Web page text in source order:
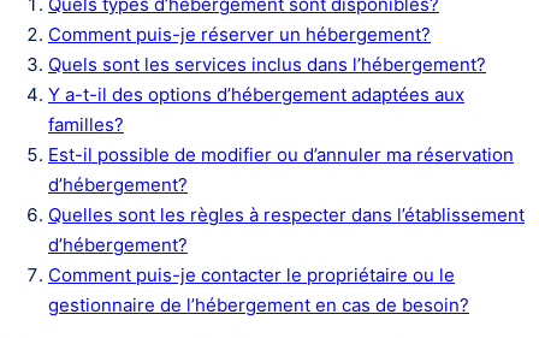
Comment puis-je réserver un hébergement?
Quels sont les services inclus dans l’hébergement?
Y a-t-il des options d’hébergement adaptées aux
familles?
Est-il possible de modifier ou d’annuler ma réservation
d’hébergement?
Quelles sont les règles à respecter dans l’établissement
d’hébergement?
Comment puis-je contacter le propriétaire ou le
gestionnaire de l’hébergement en cas de besoin?